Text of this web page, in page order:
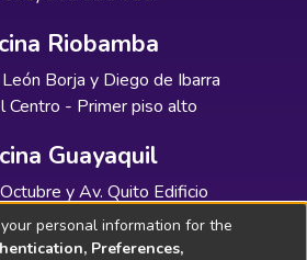
Riobamba
Borja y Diego de Ibarra
Centro - Primer piso alto
Guayaquil
y Av. Quito Edificio
- Planta baja
personal information for the
Preferences,